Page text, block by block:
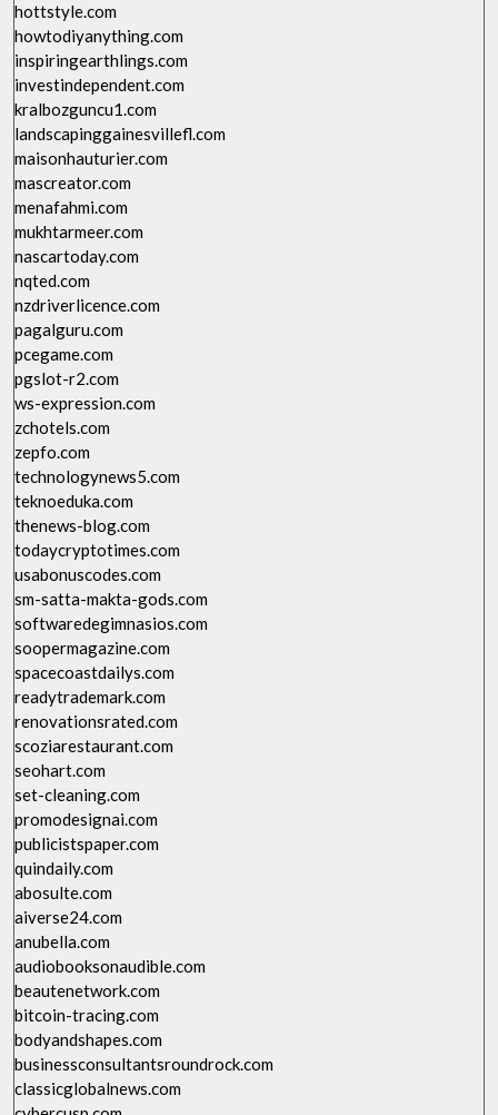
hottstyle.com
howtodiyanything.com
inspiringearthlings.com
investindependent.com
kralbozguncu1.com
landscapinggainesvillefl.com
maisonhauturier.com
mascreator.com
menafahmi.com
mukhtarmeer.com
nascartoday.com
nqted.com
nzdriverlicence.com
pagalguru.com
pcegame.com
pgslot-r2.com
ws-expression.com
zchotels.com
zepfo.com
technologynews5.com
teknoeduka.com
thenews-blog.com
todaycryptotimes.com
usabonuscodes.com
sm-satta-makta-gods.com
softwaredegimnasios.com
soopermagazine.com
spacecoastdailys.com
readytrademark.com
renovationsrated.com
scoziarestaurant.com
seohart.com
set-cleaning.com
promodesignai.com
publicistspaper.com
quindaily.com
abosulte.com
aiverse24.com
anubella.com
audiobooksonaudible.com
beautenetwork.com
bitcoin-tracing.com
bodyandshapes.com
businessconsultantsroundrock.com
classicglobalnews.com